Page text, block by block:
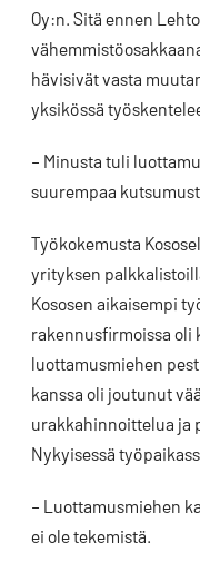
Oy:n. Sitä ennen
hävisivät vasta
yksikössä
– Minusta tuli
suurempaa
Työkokemusta
yrityksen
Kososen aikaisempi
rakennusfirmoissa oli
luottamusmiehen
kanssa oli joutunut
urakkahinnoittelua ja
Nykyisessä
– Luottamusmiehen
ei ole tekemistä.